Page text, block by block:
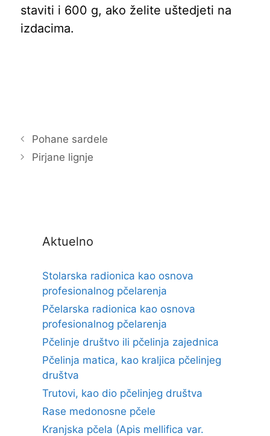
staviti i 600 g, ako želite uštedjeti na
izdacima.
Pohane sardele
Pirjane lignje
Aktuelno
Stolarska radionica kao osnova
profesionalnog pčelarenja
Pčelarska radionica kao osnova
profesionalnog pčelarenja
Pčelinje društvo ili pčelinja zajednica
Pčelinja matica, kao kraljica pčelinjeg
društva
Trutovi, kao dio pčelinjeg društva
Rase medonosne pčele
Kranjska pčela (Apis mellifica var.